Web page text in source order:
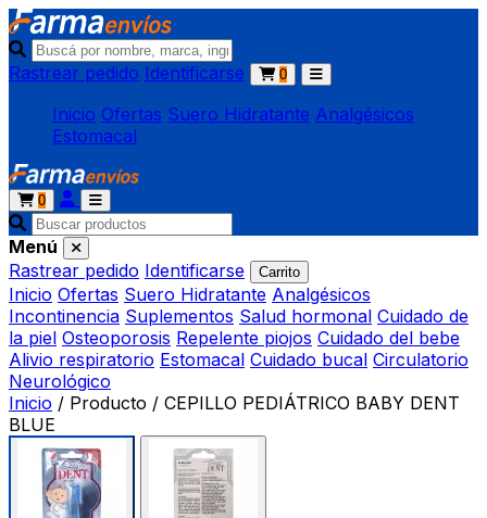
Rastrear pedido Identificarse 0
Inicio Ofertas Suero Hidratante Analgésicos
Estomacal
0
Menú
Rastrear pedido Identificarse Carrito
Inicio Ofertas Suero Hidratante Analgésicos
Incontinencia Suplementos Salud hormonal Cuidado de
la piel Osteoporosis Repelente piojos Cuidado del bebe
Alivio respiratorio Estomacal Cuidado bucal Circulatorio
Neurológico
Inicio / Producto / CEPILLO PEDIÁTRICO BABY DENT
BLUE